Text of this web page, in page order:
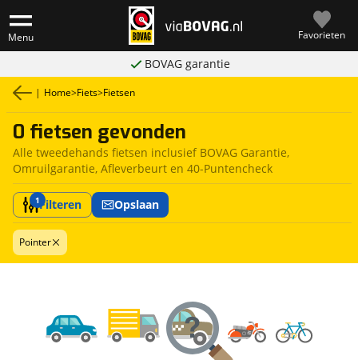
Menu Favorieten
BOVAG garantie
| Home>Fiets>Fietsen
0 fietsen gevonden
Alle tweedehands fietsen inclusief BOVAG Garantie,
Omruilgarantie, Afleverbeurt en 40-Puntencheck
1Filteren Opslaan
Pointer